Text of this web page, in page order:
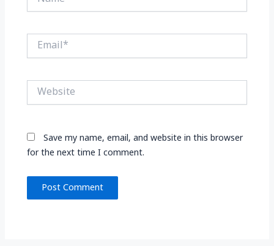
Email*
Website
Save my name, email, and website in this browser
for the next time I comment.